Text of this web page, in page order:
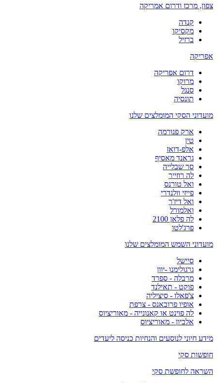
צפון, מרכז ודרום אמריקה
קנדה
מקסיקו
ברזיל
אפריקה
דרום אפריקה
מרוקו
סנגל
תונסיה
מועדוני הסקי המומלצים שלנו
ארק פנורמה
טין
אלפ-דואז
גראנד מאסיף
סר שבלייה
לה רוזייר
ואל טורנס
פייזי וולנדרי
ואל דיז'ר
ואלמורל
לה פלאן 2100
פרג'לטו
מועדוני השמש המומלצים שלנו
סיישל
גרגולימנו -יוון
מרבלה - ספרד
פוקט - תאילנד
צ'פאלו - סיציליה
אופיו פרובאנס - צרפת
לה פוינט או קאנונייה - מאוריציוס
אלביון - מאוריציוס
מידע חיוני לנוסעים והנחיות כניסה ליעדים
חופשות סקי
השראה לחופשת סקי